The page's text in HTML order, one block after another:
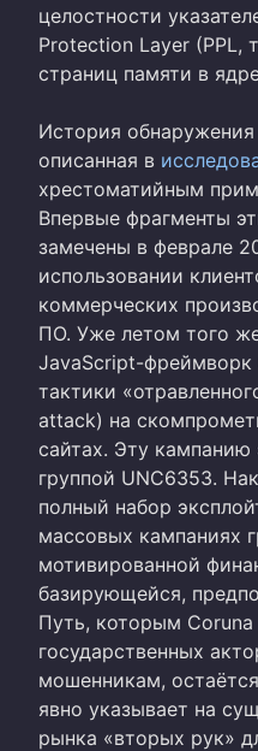
целостности
Protection Layer (PPL,
страниц памяти в
История
описанная в
хрестоматийным
Впервые фрагменты
замечены в феврале
использовании
коммерческих
ПО. Уже летом того
JavaScript-фреймворк
тактики
attack) на
сайтах. Эту
группой UNC6353.
полный набор
массовых кампаниях
мотивированной
базирующейся,
Путь, которым Coruna
государственных
мошенникам,
явно указывает на
рынка «вторых рук»